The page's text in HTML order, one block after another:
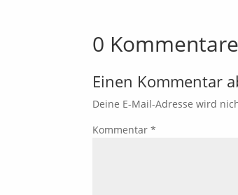
0 Kommentare
Einen Kommentar
Deine E-Mail-Adresse wird
Kommentar *